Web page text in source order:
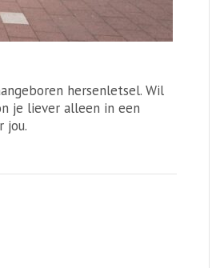
hersenletsel. Wil
je liever alleen in een
jou.